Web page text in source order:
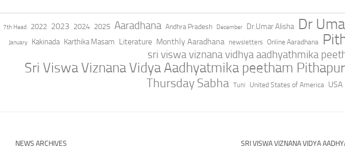
7th Head 2022 2023 2024 2025 Aaradhana Andhra Pradesh December Dr.Umar Alisha Dr
January Kakinada Karthika Masam Literature Monthly Aaradhana newsletters Online Aaradhana
sri viswa viznana vidhya aadhyathmika
Sri Viswa Viznana Vidya Aadhyatmika peetham
Thursday Sabha Tuni United States of America USA
NEWS ARCHIVES SRI VISWA VIZNANA VIDYA